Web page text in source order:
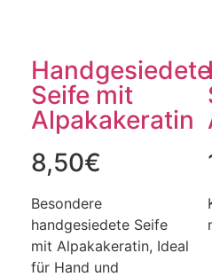
Handgesiedete
Seife mit
Alpakakeratin
8,50€
Besondere
handgesiedete Seife
mit Alpakakeratin, Ideal
für Hand und